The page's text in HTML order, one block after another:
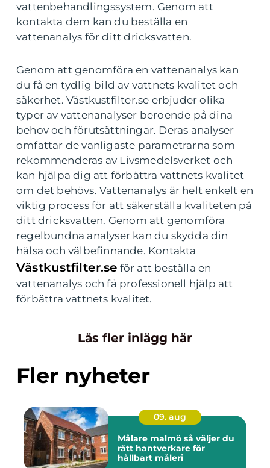
vattenbehandlingssystem. Genom att
kontakta dem kan du beställa en
vattenanalys för ditt dricksvatten.
Genom att genomföra en vattenanalys kan
du få en tydlig bild av vattnets kvalitet och
säkerhet. Västkustfilter.se erbjuder olika
typer av vattenanalyser beroende på dina
behov och förutsättningar. Deras analyser
omfattar de vanligaste parametrarna som
rekommenderas av Livsmedelsverket och
kan hjälpa dig att förbättra vattnets kvalitet
om det behövs. Vattenanalys är helt enkelt en
viktig process för att säkerställa kvaliteten på
ditt dricksvatten. Genom att genomföra
regelbundna analyser kan du skydda din
hälsa och välbefinnande. Kontakta
Västkustfilter.se för att beställa en
vattenanalys och få professionell hjälp att
förbättra vattnets kvalitet.
Läs fler inlägg här
Fler nyheter
09. aug
Målare malmö så väljer du
rätt hantverkare för
hållbart måleri